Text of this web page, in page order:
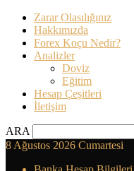
Zarar Olasılığınız
Hakkımızda
Forex Koçu Nedir?
Analizler
Doviz
Eğitim
Hesap Çeşitleri
İletişim
ARA
8 Ağustos 2026 Cumartesi